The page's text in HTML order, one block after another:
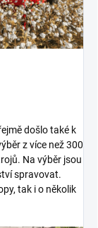
došlo také k
z více než 300
Na výběr jsou
spravovat.
tak i o několik